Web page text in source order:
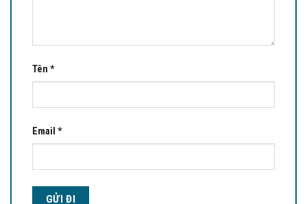
Tên *
Email *